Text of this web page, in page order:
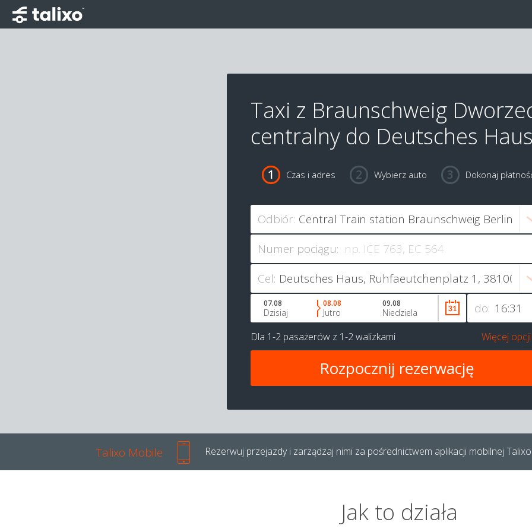
Taxi z Braunschweig
centralny do Deutsches
Czas i adres Wybierz auto Dokonaj
Odbiór:
Numer pociągu:
Cel:
do:
07.08
Dzisiaj
08.08
Jutro
09.08
Niedziela
Dla 1-2 pasażerów z 1-2 walizkami Więcej opcji
Talixo Mobile Rezerwuj przejazdy i zarządzaj nimi za pośrednictwem aplikacji mobilnej
Jak to działa